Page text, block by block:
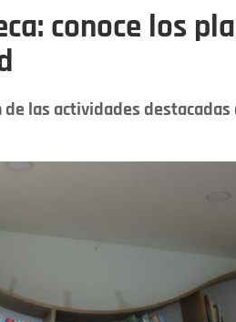
conoce los
las actividades destacadas